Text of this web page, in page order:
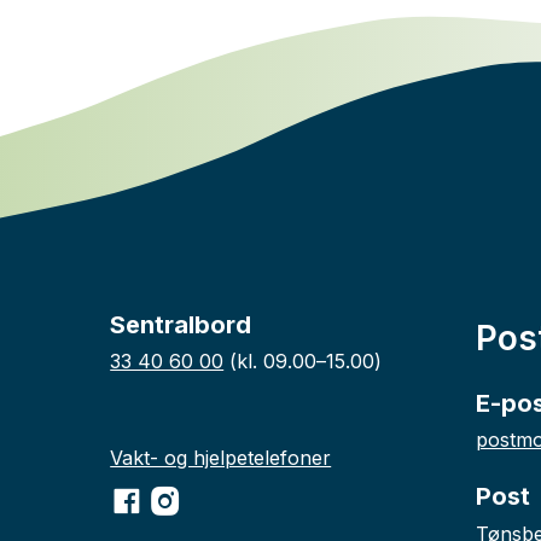
Sentralbord
33 40 60 00 (kl. 09.00–15.00)
Vakt- og hjelpetelefoner
Facebook
Instagram
E-
Post